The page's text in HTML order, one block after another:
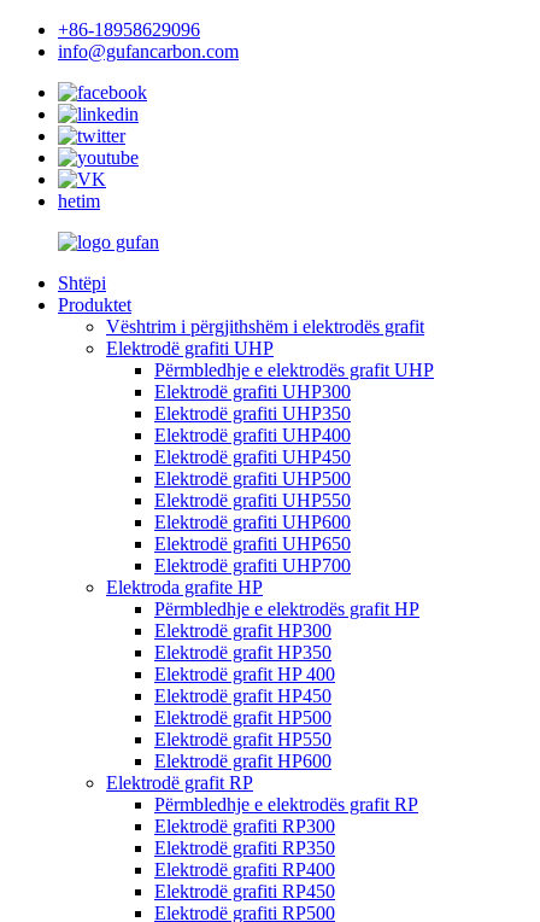
+86-18958629096
info@gufancarbon.com
hetim
Shtëpi
Produktet
Vështrim i përgjithshëm i elektrodës grafit
Elektrodë grafiti UHP
Përmbledhje e elektrodës grafit UHP
Elektrodë grafiti UHP300
Elektrodë grafiti UHP350
Elektrodë grafiti UHP400
Elektrodë grafiti UHP450
Elektrodë grafiti UHP500
Elektrodë grafiti UHP550
Elektrodë grafiti UHP600
Elektrodë grafiti UHP650
Elektrodë grafiti UHP700
Elektroda grafite HP
Përmbledhje e elektrodës grafit HP
Elektrodë grafit HP300
Elektrodë grafit HP350
Elektrodë grafit HP 400
Elektrodë grafit HP450
Elektrodë grafit HP500
Elektrodë grafit HP550
Elektrodë grafit HP600
Elektrodë grafit RP
Përmbledhje e elektrodës grafit RP
Elektrodë grafiti RP300
Elektrodë grafiti RP350
Elektrodë grafiti RP400
Elektrodë grafiti RP450
Elektrodë grafiti RP500